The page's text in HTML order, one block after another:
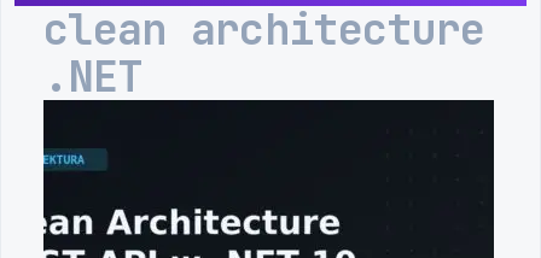
clean architecture
.NET